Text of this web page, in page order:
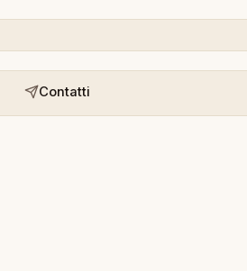
Contatti